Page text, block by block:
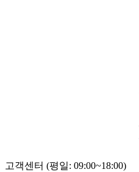
고객센터 (평일: 09:00~18:00)